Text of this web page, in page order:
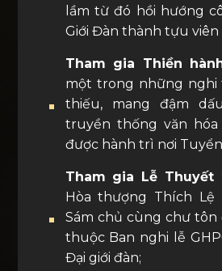
lầm từ đó hồi hướng
Giới Đàn thành tựu viên
Tham gia Thiền
một trong những nghi
thiếu, mang đậm
truyền thống văn hóa
được hành trì nơi
Tham gia Lễ Thuyết
Hòa thượng Thích Lệ
Sám chủ cùng chư tôn
thuộc Ban nghi lễ
Đại giới đàn;